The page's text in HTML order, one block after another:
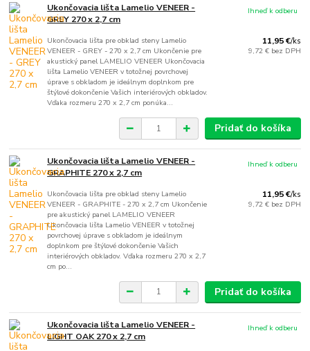
Ukončovacia lišta Lamelio VENEER -
GREY 270 x 2,7 cm
Ukončovacia lišta pre obklad steny Lamelio
VENEER - GREY - 270 x 2,7 cm Ukončenie pre
akustický panel LAMELIO VENEER Ukončovacia
lišta Lamelio VENEER v totožnej povrchovej
úprave s obkladom je ideálnym doplnkom pre
štýlové dokončenie Vašich interiérových obkladov.
Vďaka rozmeru 270 x 2,7 cm ponúka...
11,95 €/ks
9,72 € bez DPH
Ihneď k odberu
Pridať do košíka
Ukončovacia lišta Lamelio VENEER -
GRAPHITE 270 x 2,7 cm
Ukončovacia lišta pre obklad steny Lamelio
VENEER - GRAPHITE - 270 x 2,7 cm Ukončenie
pre akustický panel LAMELIO VENEER
Ukončovacia lišta Lamelio VENEER v totožnej
povrchovej úprave s obkladom je ideálnym
doplnkom pre štýlové dokončenie Vašich
interiérových obkladov. Vďaka rozmeru 270 x 2,7
cm po...
11,95 €/ks
9,72 € bez DPH
Ihneď k odberu
Pridať do košíka
Ukončovacia lišta Lamelio VENEER -
LIGHT OAK 270 x 2,7 cm
Ihneď k odberu